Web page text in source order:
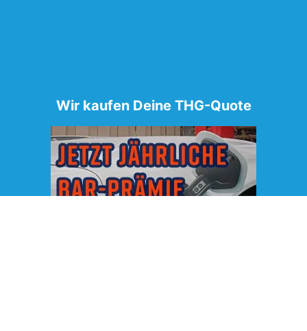
Wir kaufen Deine THG-Quote